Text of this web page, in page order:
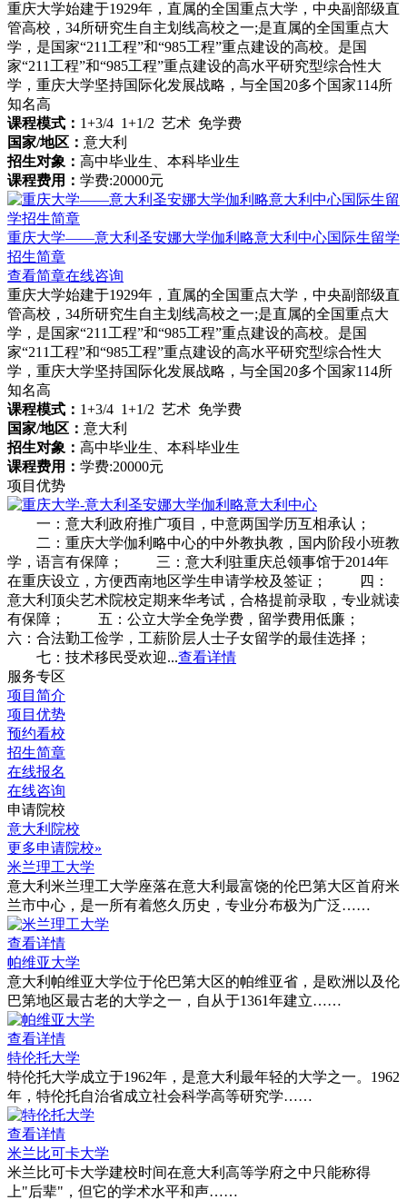
重庆大学始建于1929年，直属的全国重点大学，中央副部级直
管高校，34所研究生自主划线高校之一;是直属的全国重点大
学，是国家“211工程”和“985工程”重点建设的高校。是国
家“211工程”和“985工程”重点建设的高水平研究型综合性大
学，重庆大学坚持国际化发展战略，与全国20多个国家114所
知名高
课程模式： 1+3/4 1+1/2 艺术 免学费
国家/地区： 意大利
招生对象： 高中毕业生、本科毕业生
课程费用： 学费:20000元
重庆大学——意大利圣安娜大学伽利略意大利中心国际生留学
招生简章
查看简章在线咨询
重庆大学始建于1929年，直属的全国重点大学，中央副部级直
管高校，34所研究生自主划线高校之一;是直属的全国重点大
学，是国家“211工程”和“985工程”重点建设的高校。是国
家“211工程”和“985工程”重点建设的高水平研究型综合性大
学，重庆大学坚持国际化发展战略，与全国20多个国家114所
知名高
课程模式： 1+3/4 1+1/2 艺术 免学费
国家/地区： 意大利
招生对象： 高中毕业生、本科毕业生
课程费用： 学费:20000元
项目优势
一：意大利政府推广项目，中意两国学历互相承认；
二：重庆大学伽利略中心的中外教执教，国内阶段小班教
学，语言有保障； 三：意大利驻重庆总领事馆于2014年
在重庆设立，方便西南地区学生申请学校及签证； 四：
意大利顶尖艺术院校定期来华考试，合格提前录取，专业就读
有保障； 五：公立大学全免学费，留学费用低廉；
六：合法勤工俭学，工薪阶层人士子女留学的最佳选择；
七：技术移民受欢迎...查看详情
服务专区
项目简介
项目优势
预约看校
招生简章
在线报名
在线咨询
申请院校
意大利院校
更多申请院校»
米兰理工大学
意大利米兰理工大学座落在意大利最富饶的伦巴第大区首府米
兰市中心，是一所有着悠久历史，专业分布极为广泛……
查看详情
帕维亚大学
意大利帕维亚大学位于伦巴第大区的帕维亚省，是欧洲以及伦
巴第地区最古老的大学之一，自从于1361年建立……
查看详情
特伦托大学
特伦托大学成立于1962年，是意大利最年轻的大学之一。1962
年，特伦托自治省成立社会科学高等研究学……
查看详情
米兰比可卡大学
米兰比可卡大学建校时间在意大利高等学府之中只能称得
上"后辈"，但它的学术水平和声……